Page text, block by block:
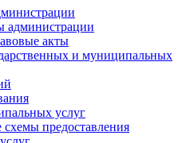
администрации
акты
и муниципальных
услуг
схемы предоставления